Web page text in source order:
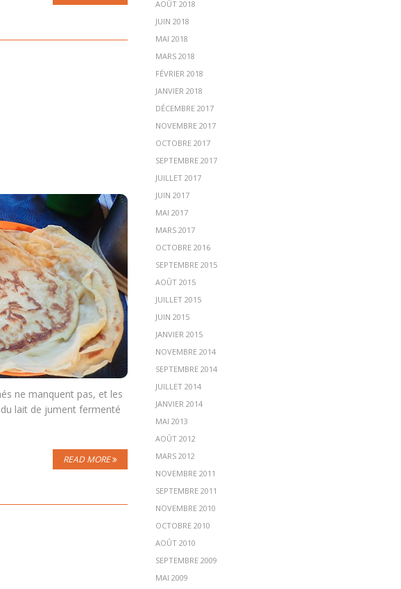
ne manquent pas, et les
lait de jument fermenté
READ MORE
AOÛT 2018
JUIN 2018
MAI 2018
MARS 2018
FÉVRIER 2018
JANVIER 2018
DÉCEMBRE 2017
NOVEMBRE 2017
OCTOBRE 2017
SEPTEMBRE 2017
JUILLET 2017
JUIN 2017
MAI 2017
MARS 2017
OCTOBRE 2016
SEPTEMBRE 2015
AOÛT 2015
JUILLET 2015
JUIN 2015
JANVIER 2015
NOVEMBRE 2014
SEPTEMBRE 2014
JUILLET 2014
JANVIER 2014
MAI 2013
AOÛT 2012
MARS 2012
NOVEMBRE 2011
SEPTEMBRE 2011
NOVEMBRE 2010
OCTOBRE 2010
AOÛT 2010
SEPTEMBRE 2009
MAI 2009